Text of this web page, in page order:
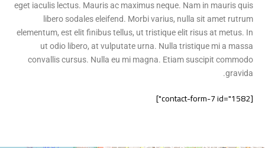
eget iaculis lectus. Mauris ac maximus neque. Nam in mauris quis
libero sodales eleifend. Morbi varius, nulla sit amet rutrum
elementum, est elit finibus tellus, ut tristique elit risus at metus. In
ut odio libero, at vulputate urna. Nulla tristique mi a massa
convallis cursus. Nulla eu mi magna. Etiam suscipit commodo
gravida.
[contact-form-7 id="1582"]